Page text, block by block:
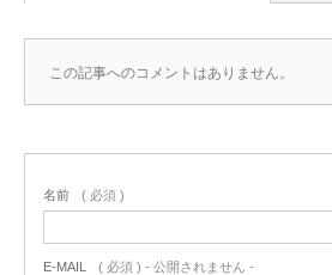
この記事へのコメントはありません。
名前 ( 必須 )
E-MAIL ( 必須 ) - 公開されません -